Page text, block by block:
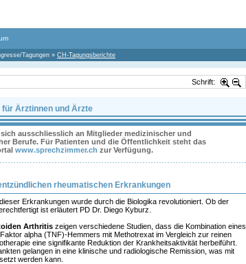
Tagungen » CH-Tagungsberichte
Schrift:
für Ärztinnen und Ärzte
ausschliesslich an Mitglieder medizinischer und
Berufe. Für Patienten und die Öffentlichkeit steht das
www.sprechzimmer.ch zur Verfügung.
rheumatischen Erkrankungen
Erkrankungen wurde durch die Biologika revolutioniert. Ob der
ist erläutert PD Dr. Diego Kyburz.
Arthritis zeigen verschiedene Studien, dass die Kombination eines
alpha (TNF)-Hemmers mit Methotrexat im Vergleich zur reinen
eine signifikante Reduktion der Krankheitsaktivität herbeiführt.
gelangen in eine klinische und radiologische Remission, was mit
werden kann.